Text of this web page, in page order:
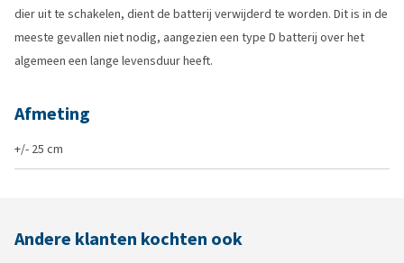
dier uit te schakelen, dient de batterij verwijderd te worden. Dit is in de
meeste gevallen niet nodig, aangezien een type D batterij over het
algemeen een lange levensduur heeft.
Afmeting
+/- 25 cm
Andere klanten kochten ook